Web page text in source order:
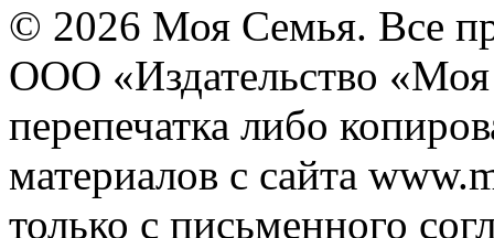
© 2026 Моя Семья. Все
ООО «Издательство
перепечатка либо
материалов с сайта
только с письменного